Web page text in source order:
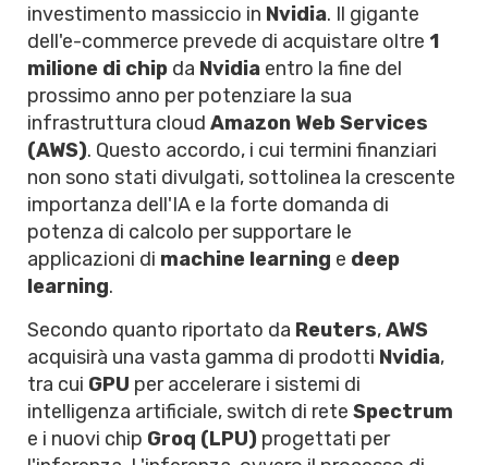
investimento massiccio in Nvidia. Il gigante
dell'e-commerce prevede di acquistare oltre 1
milione di chip da Nvidia entro la fine del
prossimo anno per potenziare la sua
infrastruttura cloud Amazon Web Services
(AWS). Questo accordo, i cui termini finanziari
non sono stati divulgati, sottolinea la crescente
importanza dell'IA e la forte domanda di
potenza di calcolo per supportare le
applicazioni di machine learning e deep
learning.
Secondo quanto riportato da Reuters,AWS
acquisirà una vasta gamma di prodotti Nvidia,
tra cui GPU per accelerare i sistemi di
intelligenza artificiale, switch di rete Spectrum
e i nuovi chip Groq (LPU) progettati per